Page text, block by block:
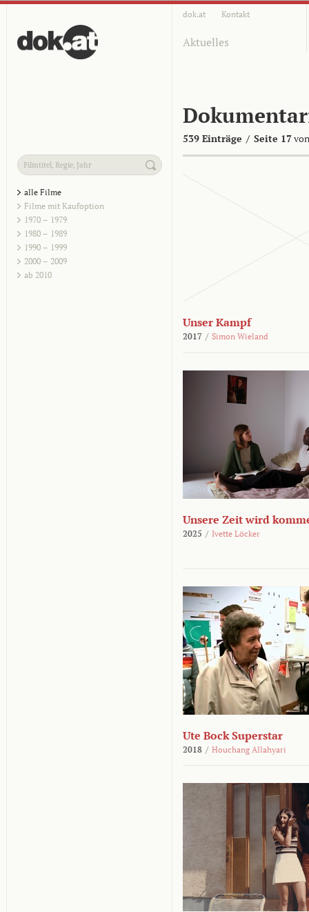
dok.at Kontakt
Aktuelles
539 Einträge / Seite 17
alle Filme
Filme mit Kaufoption
1970 – 1979
1980 – 1989
1990 – 1999
2000 – 2009
ab 2010
Unser Kampf
2017 / Simon Wieland
Unsere Zeit wird
2025 / Ivette Löcker
Ute Bock Superstar
2018 / Houchang Allahyari